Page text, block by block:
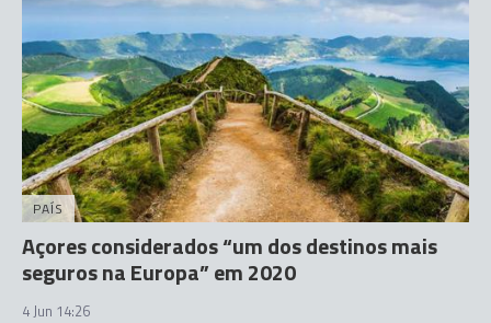
PAÍS
Açores considerados “um dos destinos mais
seguros na Europa” em 2020
4 Jun 14:26